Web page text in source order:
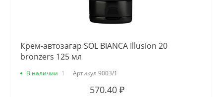
Крем-автозагар SOL BIANCA Illusion 20
bronzers 125 мл
В наличии 1 Артикул 9003/1
570.40 ₽